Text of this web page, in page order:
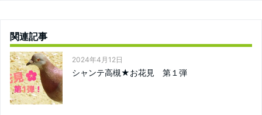
関連記事
2024年4月12日
シャンテ高槻★お花見 第１弾